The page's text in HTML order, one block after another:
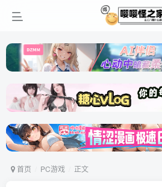
首页 PC游戏 正文